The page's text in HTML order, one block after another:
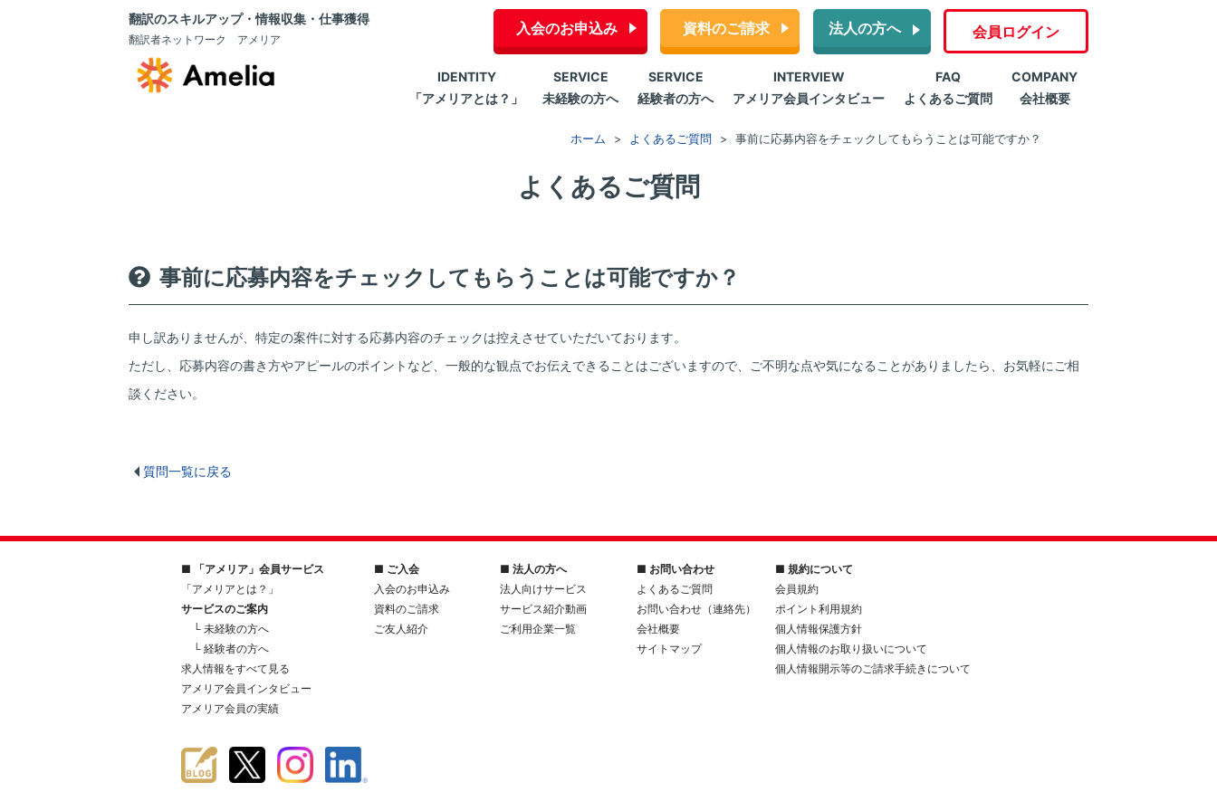
翻訳のスキルアップ・情報収集・仕事獲得
翻訳者ネットワーク アメリア
入会のお申込み 資料のご請求 法人の方へ 会員ログイン
IDENTITY
「アメリアとは？」
SERVICE
未経験の方へ
SERVICE
経験者の方へ
INTERVIEW
アメリア会員インタビュー
FAQ
よくあるご質問
COMPANY
会社概要
ホーム よくあるご質問 事前に応募内容をチェックしてもらうことは可能ですか？
よくあるご質問
事前に応募内容をチェックしてもらうことは可能ですか？
申し訳ありませんが、特定の案件に対する応募内容のチェックは控えさせていただいております。
ただし、応募内容の書き方やアピールのポイントなど、一般的な観点でお伝えできることはございますので、ご不明な点や気になることがありましたら、お気軽にご相
談ください。
質問一覧に戻る
■ 「アメリア」会員サービス
「アメリアとは？」
サービスのご案内
└ 未経験の方へ
└ 経験者の方へ
求人情報をすべて見る
アメリア会員インタビュー
アメリア会員の実績
■ ご入会
入会のお申込み
資料のご請求
ご友人紹介
■ 法人の方へ
法人向けサービス
サービス紹介動画
ご利用企業一覧
■ お問い合わせ
よくあるご質問
お問い合わせ（連絡先）
会社概要
サイトマップ
■ 規約について
会員規約
ポイント利用規約
個人情報保護方針
個人情報のお取り扱いについて
個人情報開示等のご請求手続きについて